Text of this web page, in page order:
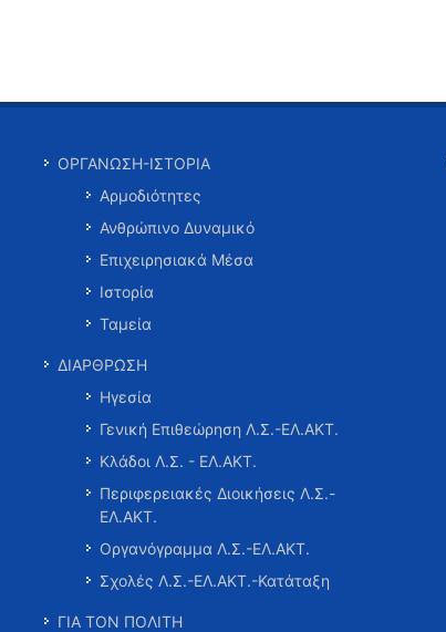
ΟΡΓΑΝΩΣΗ-ΙΣΤΟΡΙΑ
Αρμοδιότητες
Ανθρώπινο Δυναμικό
Επιχειρησιακά Μέσα
Ιστορία
Ταμεία
ΔΙΑΡΘΡΩΣΗ
Ηγεσία
Γενική Επιθεώρηση Λ.Σ.-ΕΛ.ΑΚΤ.
Κλάδοι Λ.Σ. - ΕΛ.ΑΚΤ.
Περιφερειακές Διοικήσεις Λ.Σ.-
ΕΛ.ΑΚΤ.
Οργανόγραμμα Λ.Σ.-ΕΛ.ΑΚΤ.
Σχολές Λ.Σ.-ΕΛ.ΑΚΤ.-Κατάταξη
ΓΙΑ ΤΟΝ ΠΟΛΙΤΗ